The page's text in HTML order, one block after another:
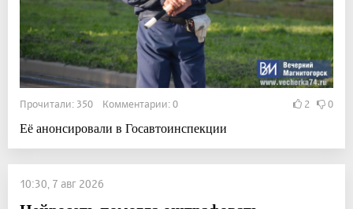
Прочитали: 350 Комментарии: 0 2 0
Её анонсировали в Госавтоинспекции
10:30, 7 авг 2026